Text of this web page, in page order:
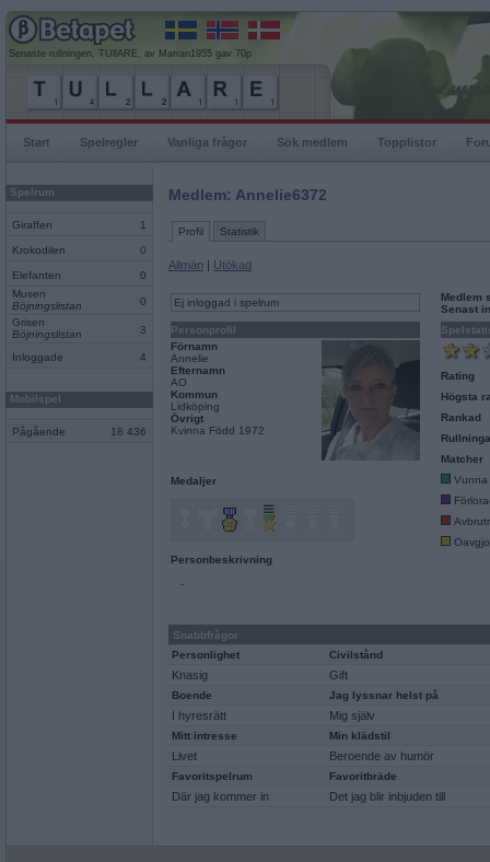
Senaste rullningen, TUllARE, av Marran1955 gav 70p
Start Spelregler Vanliga frågor Sök medlem Topplistor
Spelrum
Giraffen 1
Krokodilen 0
Elefanten
0
Musen
Böjningslistan
0
Grisen
Böjningslistan
3
Inloggade 4
Mobilspel
Pågående 18 436
Medlem: Annelie6372
Profil Statistik
Allmän | Utökad
Ej inloggad i spelrum
Personprofil
Förnamn
Annelie
Efternamn
AO
Kommun
Lidköping
Övrigt
Kvinna Född 1972
Medaljer
Personbeskrivning
-
Medlem
Senast
Rating
Högsta
Rankad
Matcher
Vunna
Snabbfrågor
Personlighet
Civilstånd
Knasig Gift
Boende Jag lyssnar helst på
I hyresrätt Mig själv
Mitt intresse Min klädstil
Livet Beroende av humör
Favoritspelrum Favoritbräde
Där jag kommer in Det jag blir inbjuden till